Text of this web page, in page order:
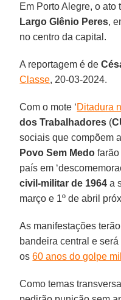
Em Porto Alegre, o
Largo Glênio Peres,
no centro da capital.
A reportagem é de
Classe, 20-03-2024.
Com o mote ‘Ditadura
dos Trabalhadores (
sociais que compõem
Povo Sem Medo
país em
civil-militar de 1964 a
março e 1º de abril
As manifestações
bandeira central e
os60 anos do golpe
Como temas